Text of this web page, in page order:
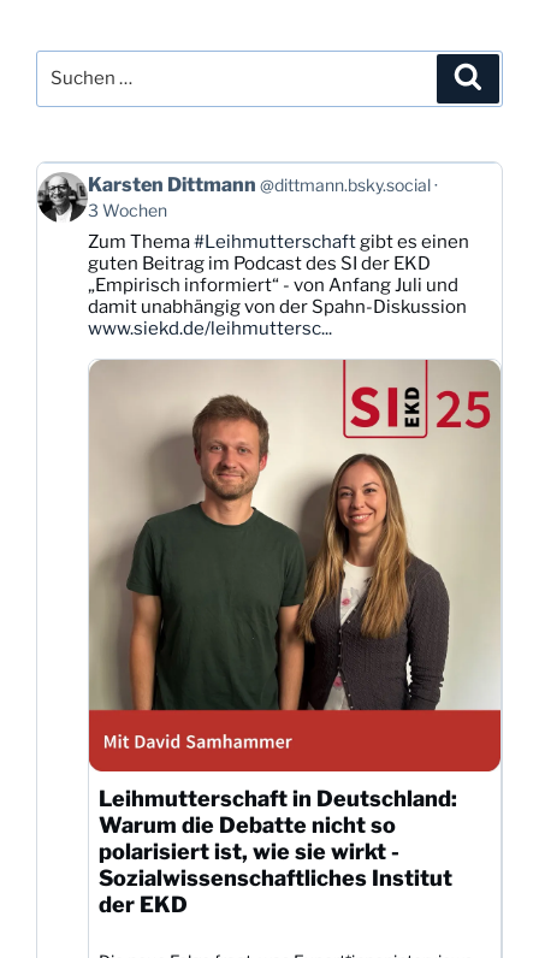
nach:
Beitrag
von
Karsten
Dittmann
Bluesky
ansehen
Karsten Dittmann @dittmann.bsky.social
3 Wochen
Zum Thema#Leihmutterschaftgibt es einen
guten Beitrag im Podcast des SI der EKD
„Empirisch informiert“ - von Anfang Juli und
damit unabhängig von der Spahn-Diskussion
www.siekd.de/leihmuttersc...
Leihmutterschaft in Deutschland:
Warum die Debatte nicht so
polarisiert ist, wie sie wirkt -
Sozialwissenschaftliches Institut
der EKD